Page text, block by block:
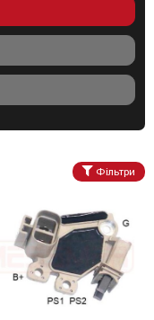
Фільтри